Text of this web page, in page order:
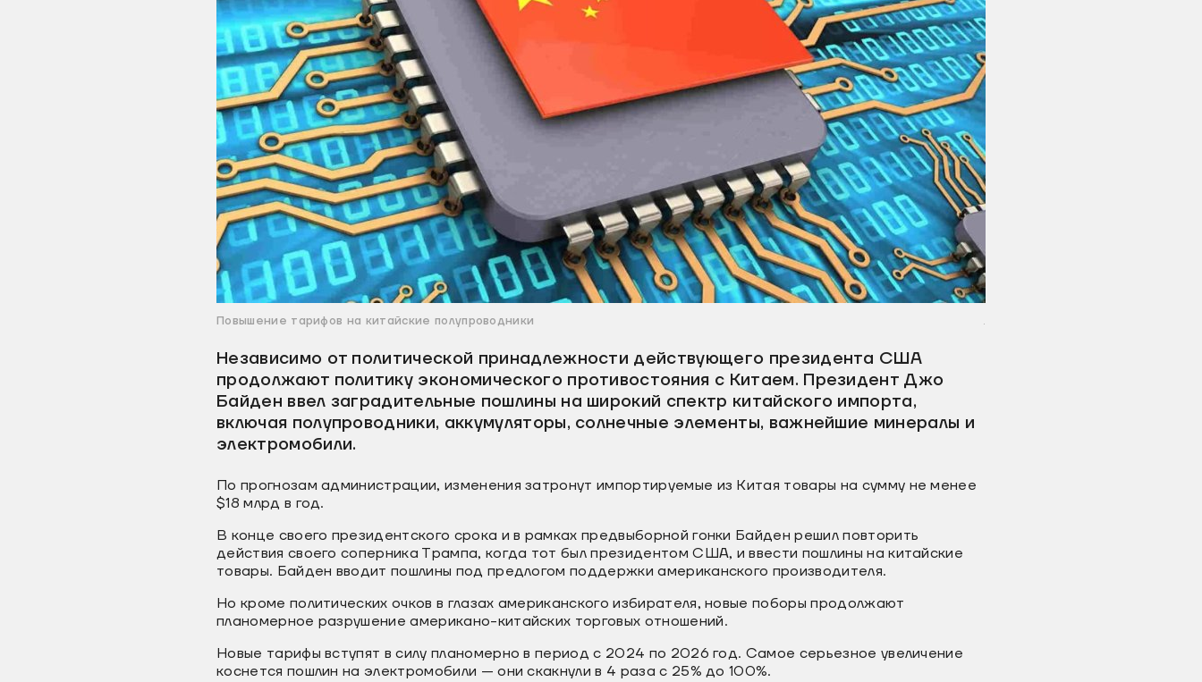
Повышение тарифов на китайские полупроводники .
Независимо от политической принадлежности действующего президента США
продолжают политику экономического противостояния с Китаем. Президент Джо
Байден ввел заградительные пошлины на широкий спектр китайского импорта,
включая полупроводники, аккумуляторы, солнечные элементы, важнейшие минералы и
электромобили.
По прогнозам администрации, изменения затронут импортируемые из Китая товары на сумму не менее
$18 млрд в год.
В конце своего президентского срока и в рамках предвыборной гонки Байден решил повторить
действия своего соперника Трампа, когда тот был президентом США, и ввести пошлины на китайские
товары. Байден вводит пошлины под предлогом поддержки американского производителя.
Но кроме политических очков в глазах американского избирателя, новые поборы продолжают
планомерное разрушение американо-китайских торговых отношений.
Новые тарифы вступят в силу планомерно в период с 2024 по 2026 год. Самое серьезное увеличение
коснется пошлин на электромобили — они скакнули в 4 раза с 25% до 100%.